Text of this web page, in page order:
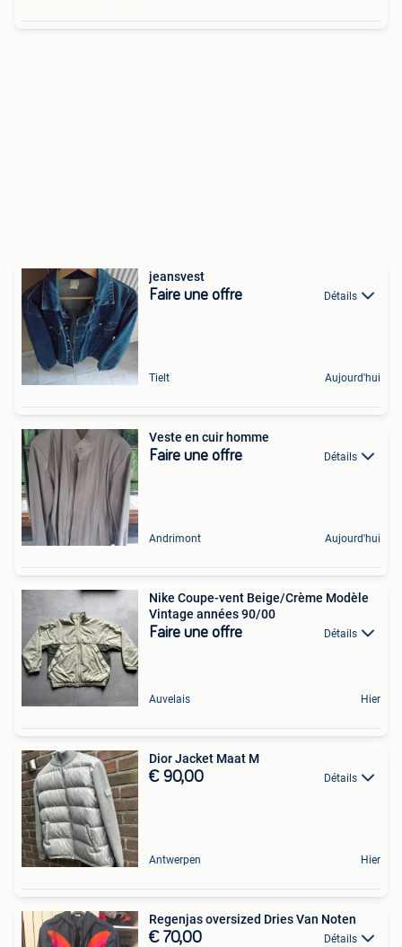
jeansvest
Faire une offre Détails
Tielt Aujourd'hui
Veste en cuir homme
Faire une offre Détails
Andrimont Aujourd'hui
Nike Coupe-vent Beige/Crème Modèle
Vintage années 90/00
Faire une offre Détails
Auvelais Hier
Dior Jacket Maat M
€ 90,00 Détails
Antwerpen Hier
Regenjas oversized Dries Van Noten
€ 70,00 Détails